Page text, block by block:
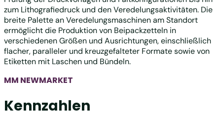
zum Lithografiedruck und den Veredelungsaktivitäten. Die
breite Palette an Veredelungsmaschinen am Standort
ermöglicht die Produktion von Beipackzetteln in
verschiedenen Größen und Ausrichtungen, einschließlich
flacher, paralleler und kreuzgefalteter Formate sowie von
Etiketten mit Laschen und Bündeln.
MM NEWMARKET
Kennzahlen